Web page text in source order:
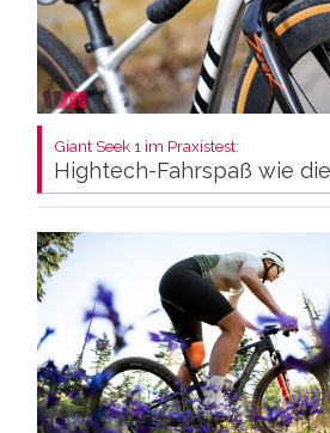
Giant Seek 1 im Praxistest:
Hightech-Fahrspaß wie